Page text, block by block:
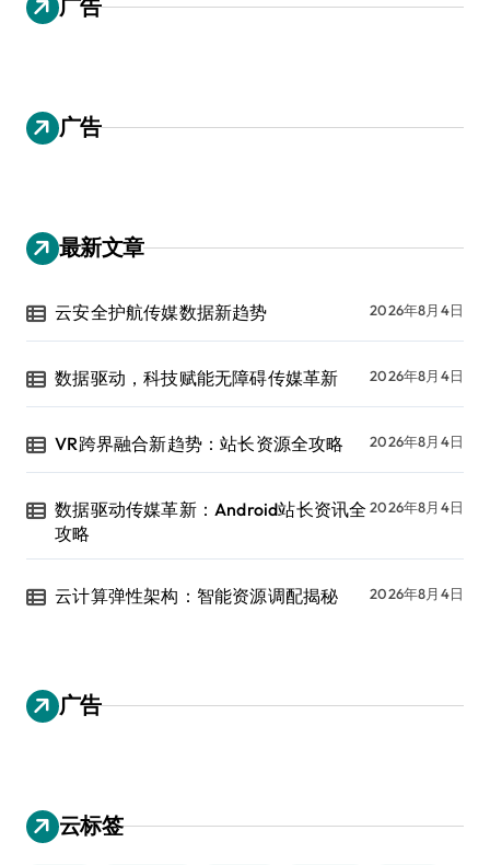
广告
广告
最新文章
云安全护航传媒数据新趋势 2026年8月4日
数据驱动，科技赋能无障碍传媒革新 2026年8月4日
VR跨界融合新趋势：站长资源全攻略 2026年8月4日
数据驱动传媒革新：Android站长资讯全
攻略
2026年8月4日
云计算弹性架构：智能资源调配揭秘 2026年8月4日
广告
云标签